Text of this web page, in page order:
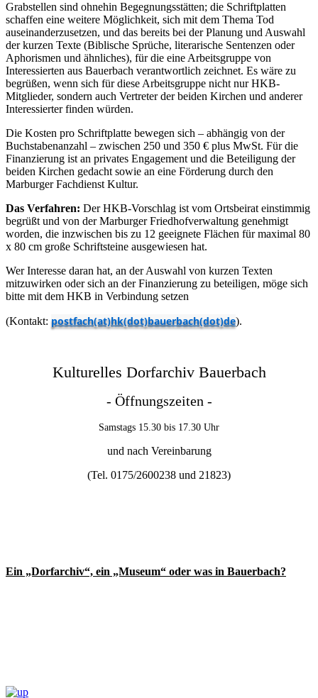
Grabstellen sind ohnehin Begegnungsstätten; die Schriftplatten
schaffen eine weitere Möglichkeit, sich mit dem Thema Tod
auseinanderzusetzen, und das bereits bei der Planung und Auswahl
der kurzen Texte (Biblische Sprüche, literarische Sentenzen oder
Aphorismen und ähnliches), für die eine Arbeitsgruppe von
Interessierten aus Bauerbach verantwortlich zeichnet. Es wäre zu
begrüßen, wenn sich für diese Arbeitsgruppe nicht nur HKB-
Mitglieder, sondern auch Vertreter der beiden Kirchen und anderer
Interessierter finden würden.
Die Kosten pro Schriftplatte bewegen sich – abhängig von der
Buchstabenanzahl – zwischen 250 und 350 € plus MwSt. Für die
Finanzierung ist an privates Engagement und die Beteiligung der
beiden Kirchen gedacht sowie an eine Förderung durch den
Marburger Fachdienst Kultur.
Das Verfahren: Der HKB-Vorschlag ist vom Ortsbeirat einstimmig
begrüßt und von der Marburger Friedhofverwaltung genehmigt
worden, die inzwischen bis zu 12 geeignete Flächen für maximal 80
x 80 cm große Schriftsteine ausgewiesen hat.
Wer Interesse daran hat, an der Auswahl von kurzen Texten
mitzuwirken oder sich an der Finanzierung zu beteiligen, möge sich
bitte mit dem HKB in Verbindung setzen
(Kontakt: postfach(at)hk(dot)bauerbach(dot)de).
Kulturelles Dorfarchiv Bauerbach
- Öffnungszeiten -
Samstags 15.30 bis 17.30 Uhr
und nach Vereinbarung
(Tel. 0175/2600238 und 21823)
Ein „Dorfarchiv“, ein „Museum“ oder was in Bauerbach?